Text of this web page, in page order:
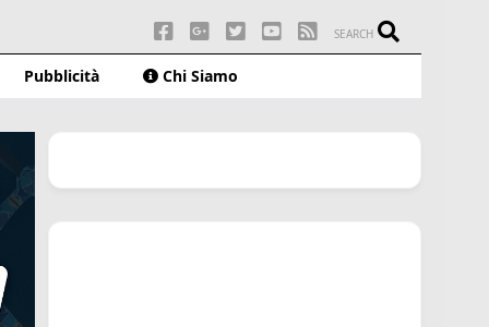
SEARCH
Pubblicità Chi Siamo